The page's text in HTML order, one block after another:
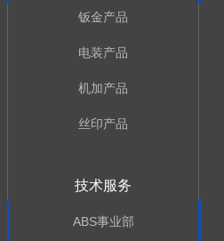
钣金产品
电装产品
机加产品
丝印产品
技术服务
ABS事业部